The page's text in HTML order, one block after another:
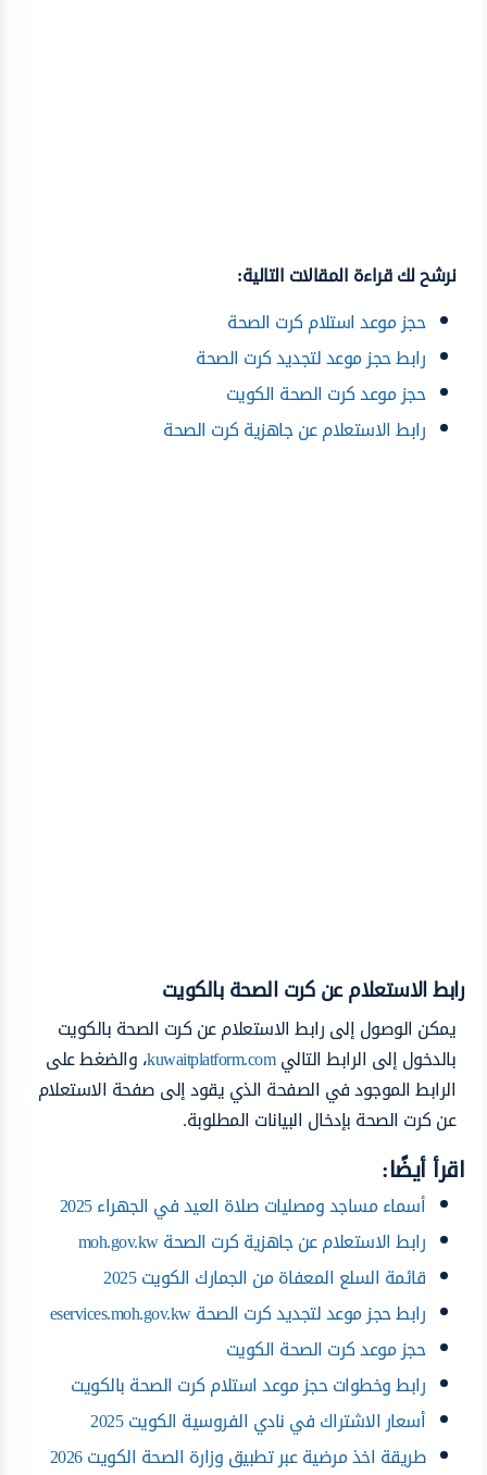
نرشح لك قراءة المقالات التالية:
حجز موعد استلام كرت الصحة
رابط حجز موعد لتجديد كرت الصحة
حجز موعد كرت الصحة الكويت
رابط الاستعلام عن جاهزية كرت الصحة
رابط الاستعلام عن كرت الصحة بالكويت
يمكن الوصول إلى رابط الاستعلام عن كرت الصحة بالكويت
بالدخول إلى الرابط التاليkuwaitplatform.com، والضغط على
الرابط الموجود في الصفحة الذي يقود إلى صفحة الاستعلام
عن كرت الصحة بإدخال البيانات المطلوبة.
اقرأ أيضًا:
أسماء مساجد ومصليات صلاة العيد في الجهراء 2025
رابط الاستعلام عن جاهزية كرت الصحة moh.gov.kw
قائمة السلع المعفاة من الجمارك الكويت 2025
رابط حجز موعد لتجديد كرت الصحة eservices.moh.gov.kw
حجز موعد كرت الصحة الكويت
رابط وخطوات حجز موعد استلام كرت الصحة بالكويت
أسعار الاشتراك في نادي الفروسية الكويت 2025
طريقة اخذ مرضية عبر تطبيق وزارة الصحة الكويت 2026